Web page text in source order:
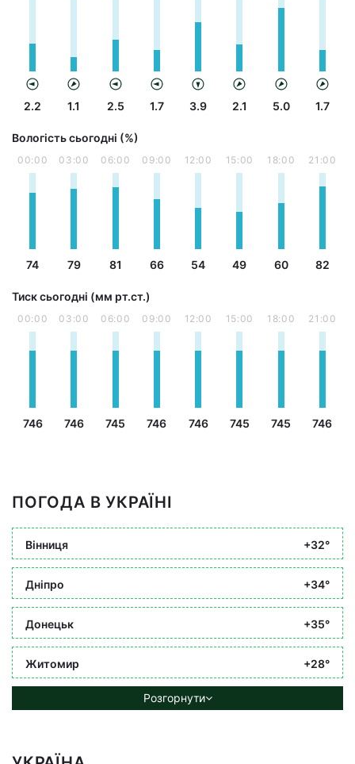
2.2 1.1 2.5 1.7 3.9 2.1 5.0 1.7
Вологість сьогодні (%)
00:00
74
03:00
79
06:00
81
09:00
66
12:00
54
15:00
49
18:00
60
21:00
82
Тиск сьогодні (мм рт.ст.)
00:00
746
03:00
746
06:00
745
09:00
746
12:00
746
15:00
745
18:00
745
21:00
746
ПОГОДА В УКРАЇНІ
Вінниця +32°
Дніпро +34°
Донецьк +35°
Житомир +28°
Розгорнути